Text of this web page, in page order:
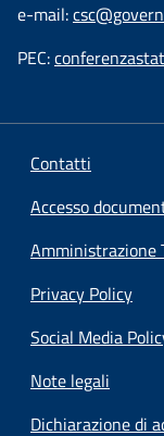
e-mail:
PEC:
Contatti
Accesso
Amministrazione
Privacy Policy
Social Media
Note legali
Dichiarazione di